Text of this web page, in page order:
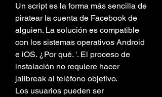
Un script es la forma más sencilla de
piratear la cuenta de Facebook de
alguien. La solución es compatible
con los sistemas operativos Android
e iOS. ¿Por qué. '. El proceso de
instalación no requiere hacer
jailbreak al teléfono objetivo.
Los usuarios pueden ser